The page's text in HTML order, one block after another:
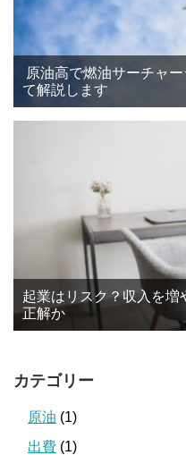
原油高で燃油サーチャ
て解説します
起業はリスク？収入を増
正解か
カテゴリー
原油 (1)
出費 (1)